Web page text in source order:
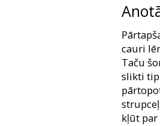
cauri
Taču
slikti
kļūt